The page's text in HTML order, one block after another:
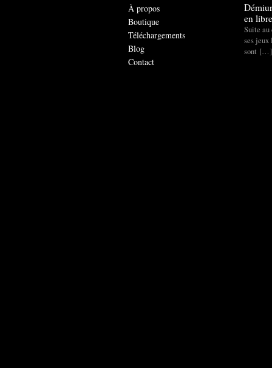
À propos
Boutique
Téléchargements
Blog
Contact
en
Suite au
ses jeux
sont […]